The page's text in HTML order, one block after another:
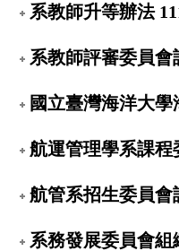
系教師升等辦法
系教師評審委員會
國立臺灣海洋大
航運管理學系課程
航管系招生委員會
系務發展委員會組